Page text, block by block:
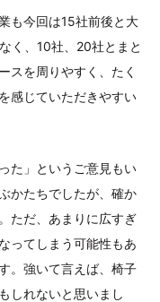
も今回は15社前後と大
く、10社、20社とまと
スを周りやすく、たく
感じていただきやすい
た」というご意見もい
かたちでしたが、確か
ただ、あまりに広すぎ
ってしまう可能性もあ
。強いて言えば、椅子
しれないと思いまし